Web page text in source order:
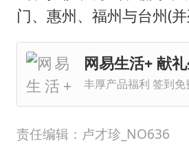
门、惠州、福州与台州(并
丰厚产品福利 签到免
责任编辑：卢才珍_NO636